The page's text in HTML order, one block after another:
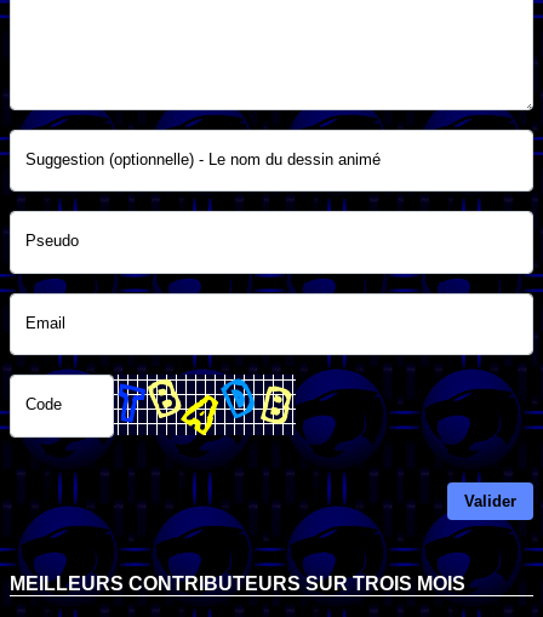
Suggestion (optionnelle) - Le nom du dessin animé
Pseudo
Email
Code
Valider
MEILLEURS CONTRIBUTEURS SUR TROIS MOIS